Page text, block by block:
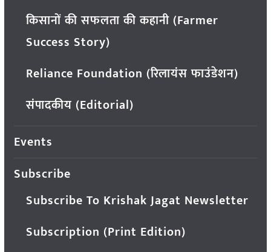
किसानों की सफलता की कहानी (Farmer
Success Story)
Reliance Foundation (रिलायंस फाउंडेशन)
संपादकीय (Editorial)
Events
Subscribe
Subscribe To Krishak Jagat Newsletter
Subscription (Print Edition)